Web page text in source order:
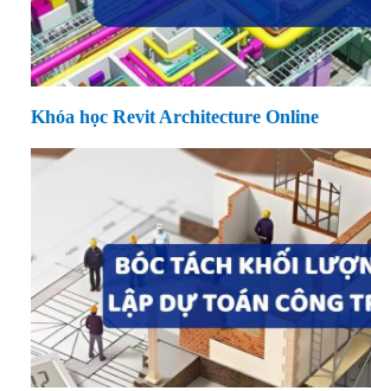
Khóa học Revit Architecture Online